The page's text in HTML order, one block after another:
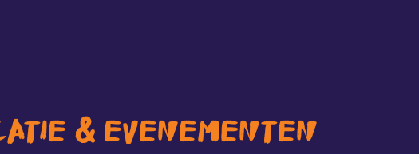
& EVENEMENTEN